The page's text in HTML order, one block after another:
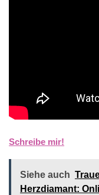
Schreibe mir!
Siehe auch
Herzdiamant: